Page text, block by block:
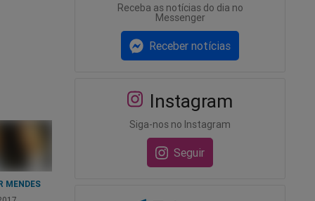
MENDES
Receba as notícias do dia no
Messenger
Receber notícias
Instagram
Siga-nos no Instagram
Seguir